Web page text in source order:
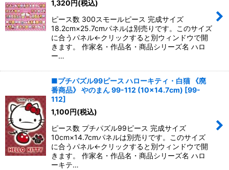
1,320円(税込)
ピース数 300スモールピース 完成サイズ
18.2cm×25.7cmパネルは別売りです。このサイズ
に合うパネル←クリックすると別ウィンドウで開
きます。 作家名・作品名・商品シリーズ名 ハロ
ー…
■プチパズル99ピース ハローキティ・白猫 《廃
番商品》 やのまん 99-112 (10×14.7cm) [99-
112]
1,100円(税込)
ピース数 プチパズル99ピース 完成サイズ
10cm×14.7cmパネルは別売りです。このサイズ
に合うパネル←クリックすると別ウィンドウで開
きます。 作家名・作品名・商品シリーズ名 ハロ
ーキテ…